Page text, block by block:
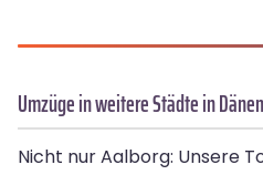
Umzüge in weitere Städte in
Nicht nur Aalborg: Unsere